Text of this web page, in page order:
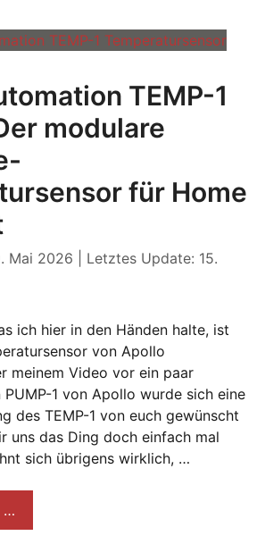
TEMP-1
modulare
für Home
Mai 2026
Letztes Update: 15.
ich hier in den Händen halte, ist
von Apollo
meinem Video vor ein paar
PUMP-1 von Apollo wurde sich eine
des TEMP-1 von euch gewünscht
uns das Ding doch einfach mal
sich übrigens wirklich, …
…